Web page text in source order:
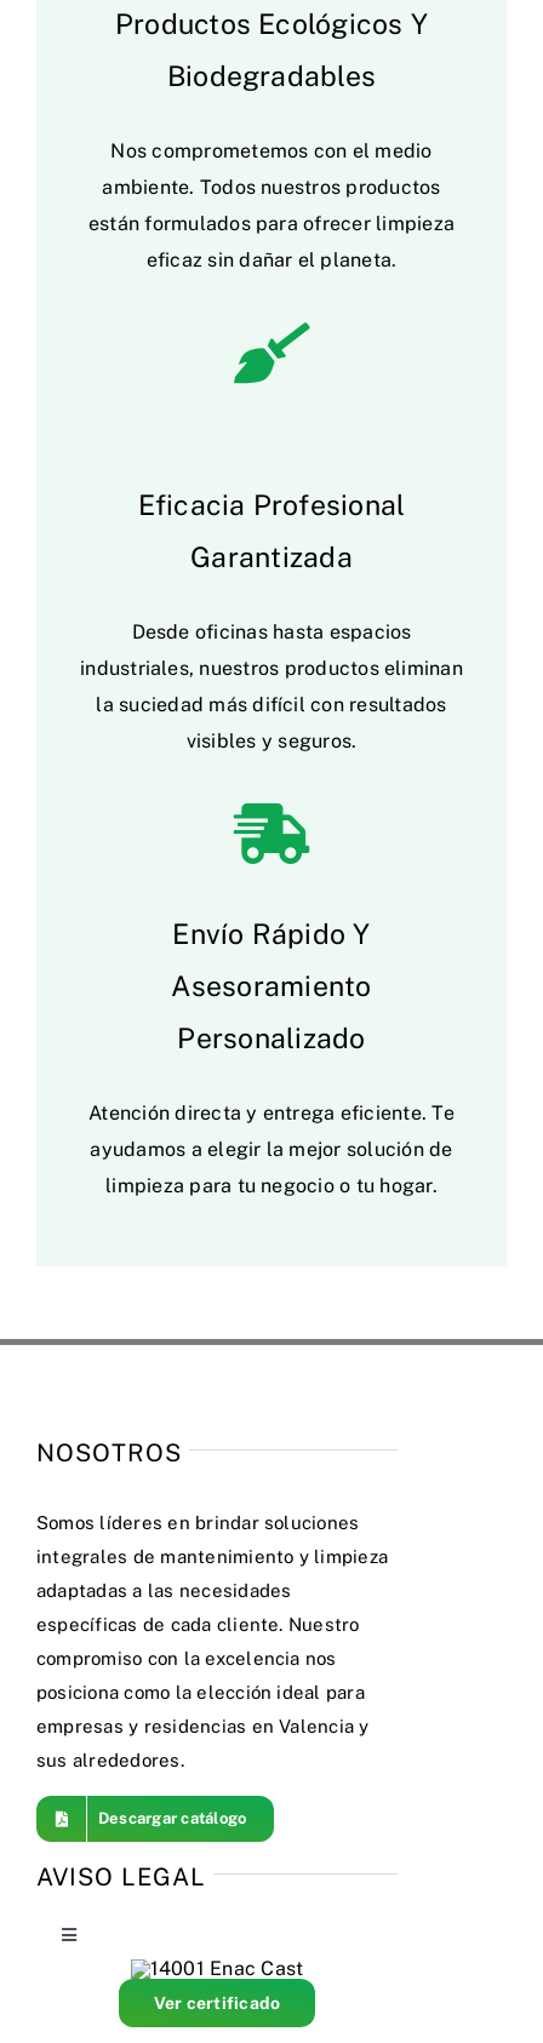
Productos Ecológicos Y
Biodegradables
Nos comprometemos con el medio
ambiente. Todos nuestros productos
están formulados para ofrecer limpieza
eficaz sin dañar el planeta.
Eficacia Profesional
Garantizada
Desde oficinas hasta espacios
industriales, nuestros productos eliminan
la suciedad más difícil con resultados
visibles y seguros.
Envío Rápido Y
Asesoramiento
Personalizado
Atención directa y entrega eficiente. Te
ayudamos a elegir la mejor solución de
limpieza para tu negocio o tu hogar.
NOSOTROS
Somos líderes en brindar soluciones
integrales de mantenimiento y limpieza
adaptadas a las necesidades
específicas de cada cliente. Nuestro
compromiso con la excelencia nos
posiciona como la elección ideal para
empresas y residencias en Valencia y
sus alrededores.
Descargar catálogo
AVISO LEGAL
Toggle
Navigation
Política de privacidadVer certificado